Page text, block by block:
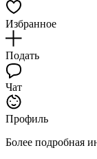
Избранное
Подать
Чат
Профиль
Более подробная